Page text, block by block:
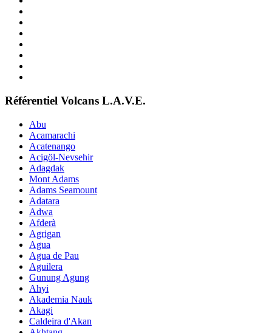
Référentiel Volcans L.A.V.E.
Abu
Acamarachi
Acatenango
Acigöl-Nevsehir
Adagdak
Mont Adams
Adams Seamount
Adatara
Adwa
Afderà
Agrigan
Agua
Agua de Pau
Aguilera
Gunung Agung
Ahyi
Akademia Nauk
Akagi
Caldeira d'Akan